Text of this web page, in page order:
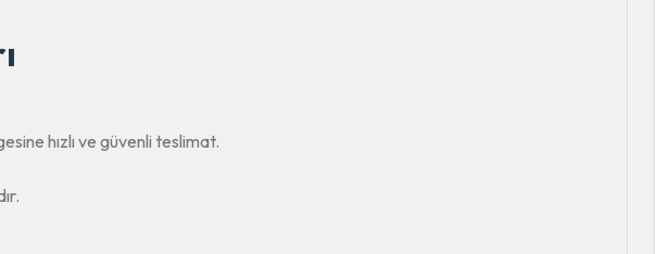
hızlı ve güvenli teslimat.